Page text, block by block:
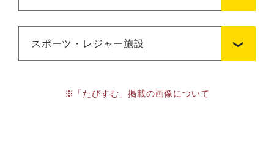
スポーツ・レジャー施設
※「たびすむ」掲載の画像について